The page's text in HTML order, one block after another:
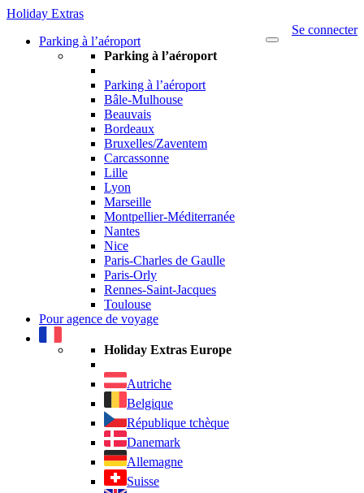
Se connecter
Toggle
Holiday Extras
Parking à l’aéroport
Parking à l’aéroport
Parking à l’aéroport
Bâle-Mulhouse
Beauvais
Bordeaux
Bruxelles/Zaventem
Carcassonne
Lille
Lyon
Marseille
Montpellier-Méditerranée
Nantes
Nice
Paris-Charles de Gaulle
Paris-Orly
Rennes-Saint-Jacques
Toulouse
Pour agence de voyage
Holiday Extras Europe
Autriche
Belgique
République tchèque
Danemark
Allemagne
Suisse